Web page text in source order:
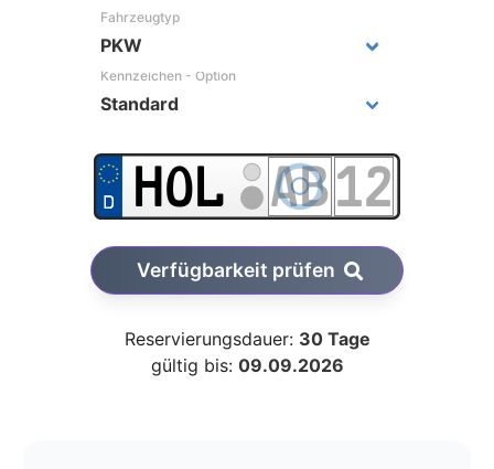
Fahrzeugtyp
Kennzeichen - Option
Verfügbarkeit prüfen
Reservierungsdauer: 30 Tage
gültig bis: 09.09.2026